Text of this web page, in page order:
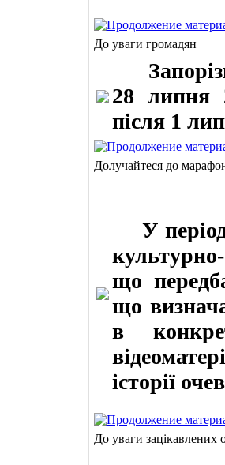
До уваги громадян
28 липня
після 1
Долучайтеся до
У період
що
що
в
історії
До уваги зацікавлених